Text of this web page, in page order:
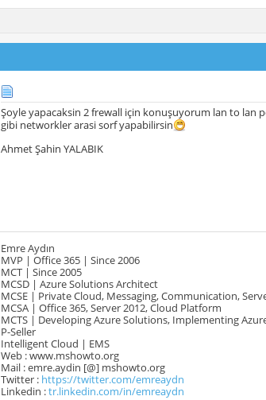
Şoyle yapacaksin 2 frewall için konuşuyorum lan to lan
gibi networkler arasi sorf yapabilirsin
Ahmet Şahin YALABIK
Emre Aydın
MVP | Office 365 | Since 2006
MCT | Since 2005
MCSD | Azure Solutions Architect
MCSE | Private Cloud, Messaging, Communication,
MCSA | Office 365, Server 2012, Cloud Platform
MCTS | Developing Azure Solutions, Implementing
P-Seller
Intelligent Cloud | EMS
Web : www.mshowto.org
Mail : emre.aydin [@] mshowto.org
Twitter : https://twitter.com/emreaydn
Linkedin :tr.linkedin.com/in/emreaydn